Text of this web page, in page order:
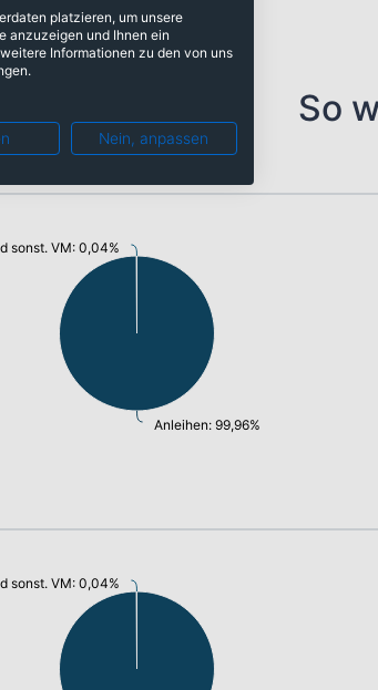
So
Anleihen: 99,96%
sonst. VM: 0,04%
sonst. VM: 0,04%
platzieren, um unsere
anzuzeigen und Ihnen ein
Informationen zu den von uns
Nein, anpassen